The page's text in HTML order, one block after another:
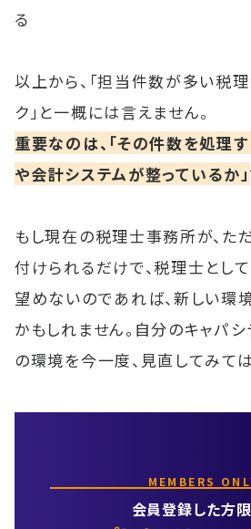
る
以上から、「担当件数が多い税
ク」と一概には言えません。
重要なのは、「その件数を処理
や会計システムが整っているか」
もし現在の税理士事務所が、た
付けられるだけで、税理士とし
望めないのであれば、新しい環
かもしれません。自分のキャパ
の環境を今一度、見直してみて
MEMBERS
会員登録した方限